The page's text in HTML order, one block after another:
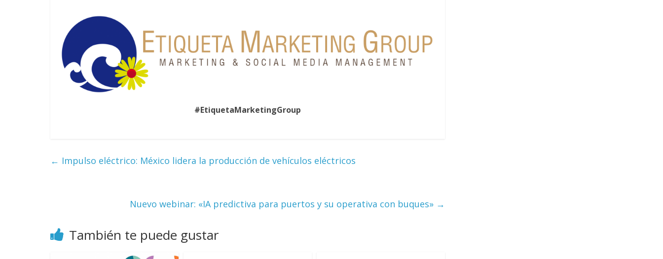
#EtiquetaMarketingGroup
← Impulso eléctrico: México lidera la producción de vehículos eléctricos
Nuevo webinar: «IA predictiva para puertos y su operativa con buques» →
También te puede gustar